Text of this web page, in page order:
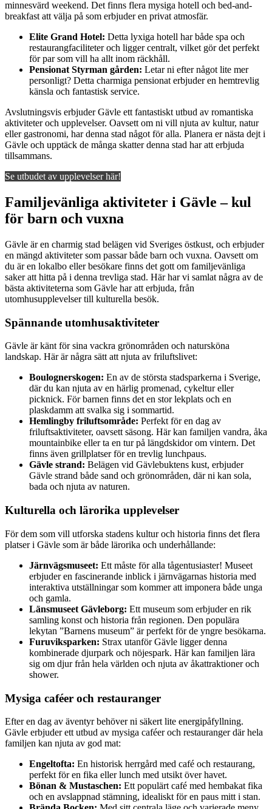
minnesvärd weekend. Det finns flera mysiga hotell och bed-and-
breakfast att välja på som erbjuder en privat atmosfär.
Elite Grand Hotel: Detta lyxiga hotell har både spa och
restaurangfaciliteter och ligger centralt, vilket gör det perfekt
för par som vill ha allt inom räckhåll.
Pensionat Styrman gården: Letar ni efter något lite mer
personligt? Detta charmiga pensionat erbjuder en hemtrevlig
känsla och fantastisk service.
Avslutningsvis erbjuder Gävle ett fantastiskt utbud av romantiska
aktiviteter och upplevelser. Oavsett om ni vill njuta av kultur, natur
eller gastronomi, har denna stad något för alla. Planera er nästa dejt i
Gävle och upptäck de många skatter denna stad har att erbjuda
tillsammans.
Se utbudet av upplevelser här!
Familjevänliga aktiviteter i Gävle – kul
för barn och vuxna
Gävle är en charmig stad belägen vid Sveriges östkust, och erbjuder
en mängd aktiviteter som passar både barn och vuxna. Oavsett om
du är en lokalbo eller besökare finns det gott om familjevänliga
saker att hitta på i denna trevliga stad. Här har vi samlat några av de
bästa aktiviteterna som Gävle har att erbjuda, från
utomhusupplevelser till kulturella besök.
Spännande utomhusaktiviteter
Gävle är känt för sina vackra grönområden och natursköna
landskap. Här är några sätt att njuta av friluftslivet:
Boulognerskogen: En av de största stadsparkerna i Sverige,
där du kan njuta av en härlig promenad, cykeltur eller
picknick. För barnen finns det en stor lekplats och en
plaskdamm att svalka sig i sommartid.
Hemlingby friluftsområde: Perfekt för en dag av
friluftsaktiviteter, oavsett säsong. Här kan familjen vandra, åka
mountainbike eller ta en tur på längdskidor om vintern. Det
finns även grillplatser för en trevlig lunchpaus.
Gävle strand: Belägen vid Gävlebuktens kust, erbjuder
Gävle strand både sand och grönområden, där ni kan sola,
bada och njuta av naturen.
Kulturella och lärorika upplevelser
För dem som vill utforska stadens kultur och historia finns det flera
platser i Gävle som är både lärorika och underhållande:
Järnvägsmuseet: Ett måste för alla tågentusiaster! Museet
erbjuder en fascinerande inblick i järnvägarnas historia med
interaktiva utställningar som kommer att imponera både unga
och gamla.
Länsmuseet Gävleborg: Ett museum som erbjuder en rik
samling konst och historia från regionen. Den populära
lekytan ”Barnens museum” är perfekt för de yngre besökarna.
Furuviksparken: Strax utanför Gävle ligger denna
kombinerade djurpark och nöjespark. Här kan familjen lära
sig om djur från hela världen och njuta av åkattraktioner och
shower.
Mysiga caféer och restauranger
Efter en dag av äventyr behöver ni säkert lite energipåfyllning.
Gävle erbjuder ett utbud av mysiga caféer och restauranger där hela
familjen kan njuta av god mat:
Engeltofta: En historisk herrgård med café och restaurang,
perfekt för en fika eller lunch med utsikt över havet.
Bönan & Mustaschen: Ett populärt café med hembakat fika
och en avslappnad stämning, idealiskt för en paus mitt i stan.